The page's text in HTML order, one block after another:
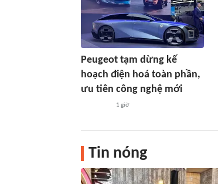
Peugeot tạm dừng kế
hoạch điện hoá toàn phần,
ưu tiên công nghệ mới
1 giờ
Tin nóng